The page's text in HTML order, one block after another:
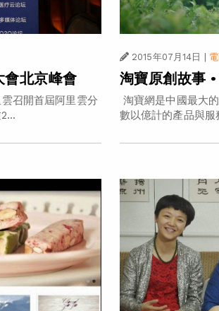
會北京峰會
召開首屆阿里雲分
2015年07月14日
淘寶原創故事
淘寶網是中國最大
數以億計的產品與